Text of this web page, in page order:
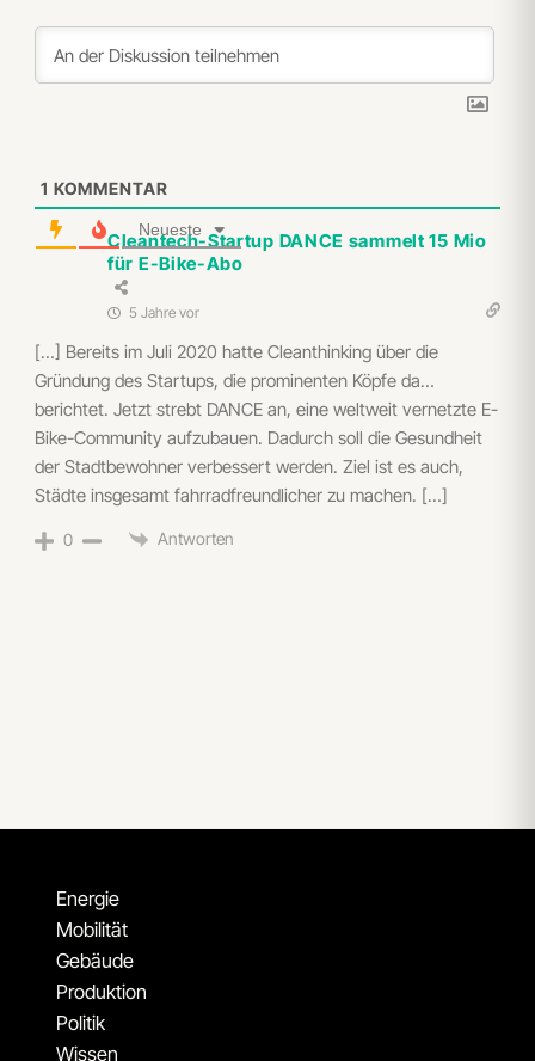
1 KOMMENTAR
Neueste
Cleantech-Startup DANCE sammelt 15 Mio
für E-Bike-Abo
5 Jahre vor
[…] Bereits im Juli 2020 hatte Cleanthinking über die
Gründung des Startups, die prominenten Köpfe da…
berichtet. Jetzt strebt DANCE an, eine weltweit vernetzte E-
Bike-Community aufzubauen. Dadurch soll die Gesundheit
der Stadtbewohner verbessert werden. Ziel ist es auch,
Städte insgesamt fahrradfreundlicher zu machen. […]
0 Antworten
Energie
Mobilität
Gebäude
Produktion
Politik
Wissen